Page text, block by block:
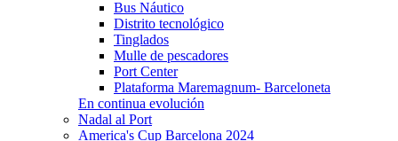
Bus Náutico
Distrito tecnológico
Tinglados
Mulle de pescadores
Port Center
Plataforma Maremagnum- Barceloneta
En continua evolución
Nadal al Port
America's Cup Barcelona 2024